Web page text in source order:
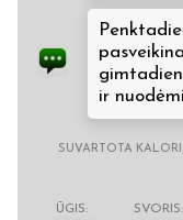
ir
SUVARTOTA
ŪGIS: SVORIS: